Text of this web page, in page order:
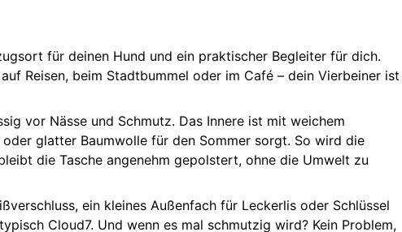
für deinen Hund und ein praktischer Begleiter für dich.
Reisen, beim Stadtbummel oder im Café – dein Vierbeiner ist
vor Nässe und Schmutz. Das Innere ist mit weichem
glatter Baumwolle für den Sommer sorgt. So wird die
die Tasche angenehm gepolstert, ohne die Umwelt zu
ein kleines Außenfach für Leckerlis oder Schlüssel
Cloud7. Und wenn es mal schmutzig wird? Kein Problem,